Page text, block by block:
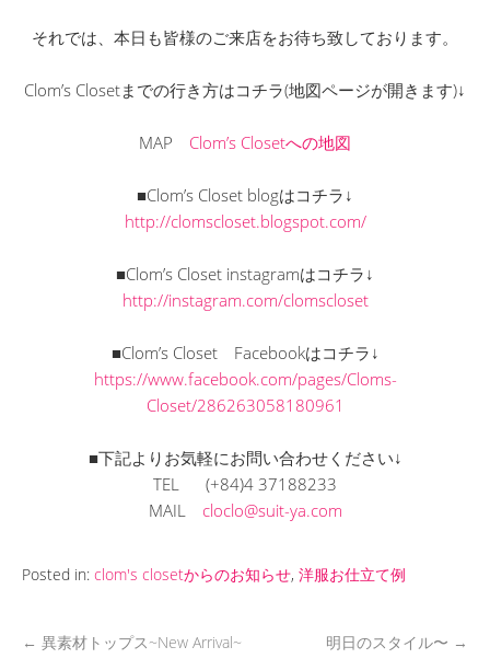
それでは、本日も皆様のご来店をお待ち致しております。
Clom’s Closetまでの行き方はコチラ(地図ページが開きます)↓
MAP Clom’s Closetへの地図
■Clom’s Closet blogはコチラ↓
http://clomscloset.blogspot.com/
■Clom’s Closet instagramはコチラ↓
http://instagram.com/clomscloset
■Clom’s Closet Facebookはコチラ↓
https://www.facebook.com/pages/Cloms-
Closet/286263058180961
■下記よりお気軽にお問い合わせください↓
TEL (+84)4 37188233
MAIL cloclo@suit-ya.com
Posted in: clom's closetからのお知らせ, 洋服お仕立て例
← 異素材トップス~New Arrival~ 明日のスタイル〜 →